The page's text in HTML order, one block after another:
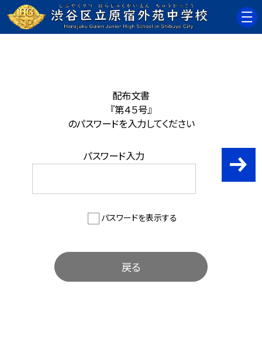
配布文書
『第４５号』
のパスワードを入力してください
パスワード入力
パスワードを表示する
戻る